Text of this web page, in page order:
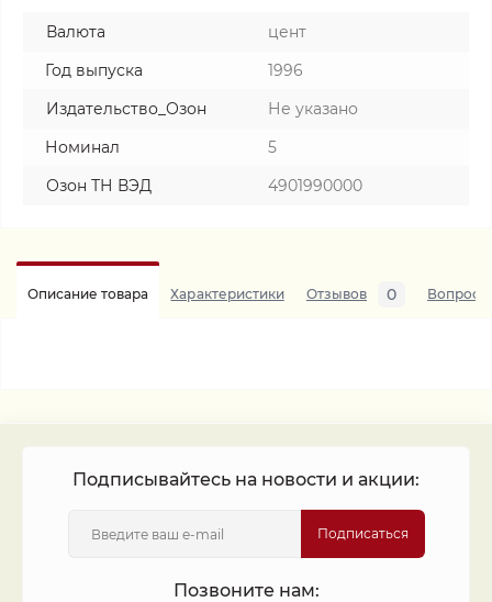
Валюта
цент
Год выпуска
1996
Издательство_Озон
Не указано
Номинал
5
Озон ТН ВЭД
4901990000
Описание товара Характеристики Отзывов 0 Вопросы
Подписывайтесь на новости и акции:
Подписаться
Позвоните нам: